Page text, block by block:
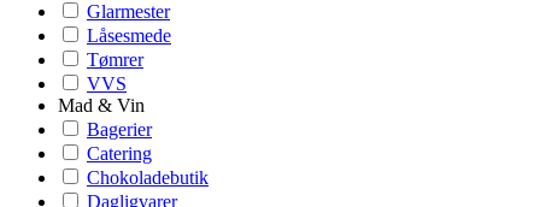
Glarmester
Låsesmede
Tømrer
VVS
Mad & Vin
Bagerier
Catering
Chokoladebutik
Dagligvarer